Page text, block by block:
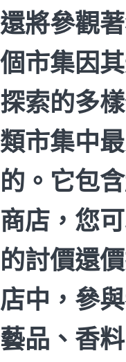
還將參觀
個市集因
探索的多
類市集中
的。它包
商店，您
的討價還
店中，參
藝品、香